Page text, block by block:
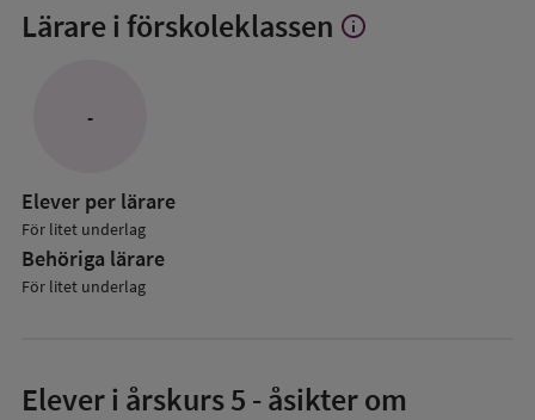
Lärare i förskoleklassen Visa
info
-
Elever per lärare
För litet underlag
Behöriga lärare
För litet underlag
Elever i årskurs 5 - åsikter om